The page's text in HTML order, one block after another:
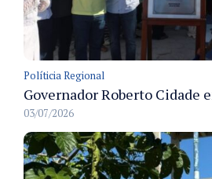
Políticia Regional
03/07/2026